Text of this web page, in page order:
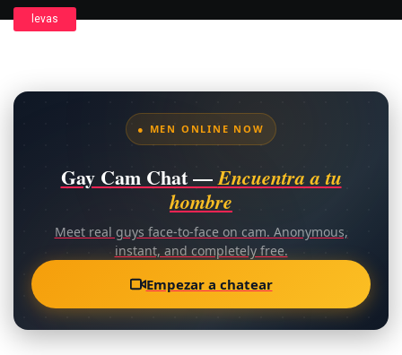
levas
● MEN ONLINE NOW
Gay Cam Chat —Encuentra a tu
hombre
Meet real guys face-to-face on cam. Anonymous,
instant, and completely free.
Empezar a chatear